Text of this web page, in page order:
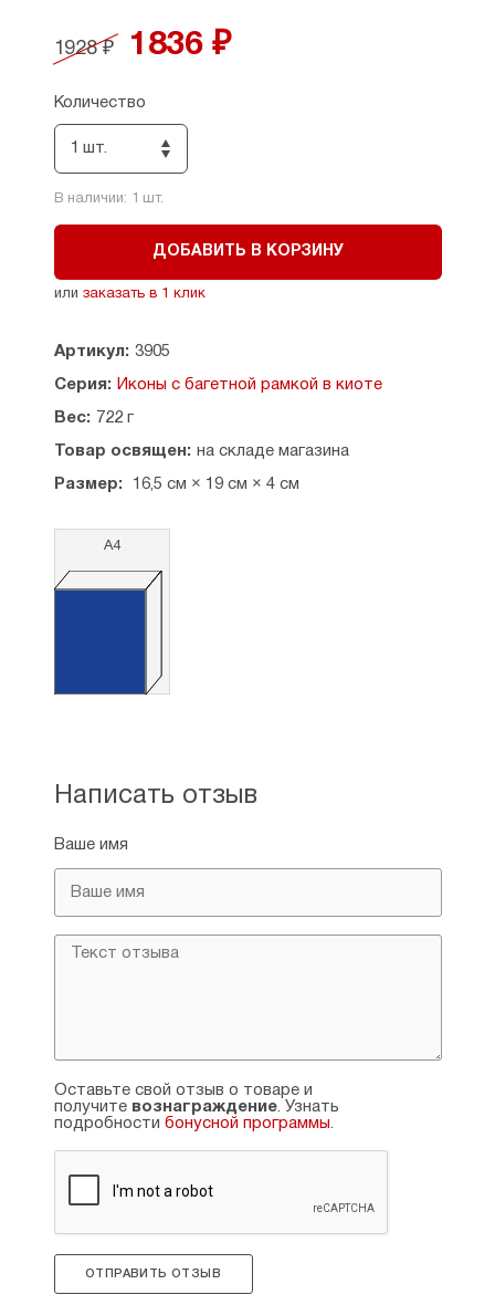
1928 ₽ 1836 ₽
Количество
1 шт.
В наличии: 1 шт.
ДОБАВИТЬ В КОРЗИНУ
или заказать в 1 клик
Артикул: 3905
Серия: Иконы с багетной рамкой в киоте
Вес: 722 г
Товар освящен: на складе магазина
Размер: 16,5 см × 19 см × 4 см
А4
Написать отзыв
Ваше имя
Оставьте свой отзыв о товаре и
получите вознаграждение. Узнать
подробности бонусной программы.
ОТПРАВИТЬ ОТЗЫВ